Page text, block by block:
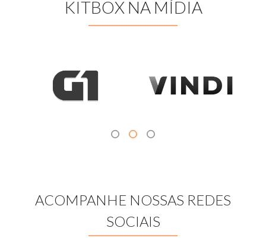
KITBOX NA MÍDIA
ACOMPANHE NOSSAS REDES
SOCIAIS